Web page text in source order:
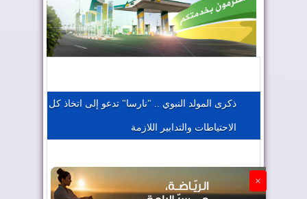
المغرب يعزز موقعه في صناعة الطيران
الجزائر تستسلم لفرنسا
ذكرى المولد النبوي .. "نارسا" تدعو إلى اتخاذ كل
الاحتياطات والتدابير اللازمة
×